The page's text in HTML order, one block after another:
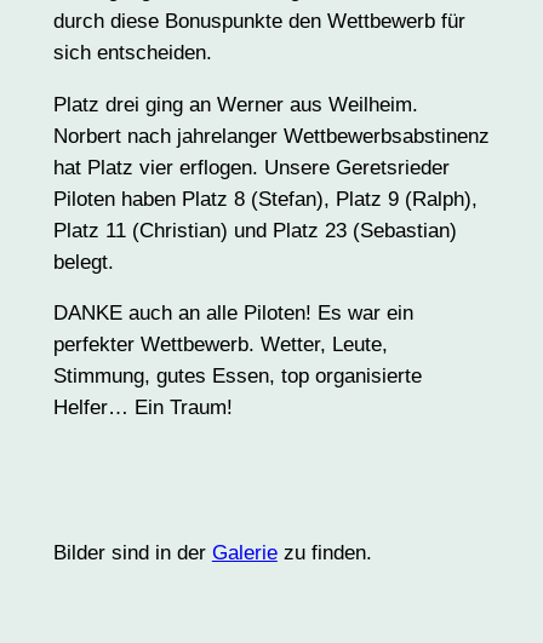
durch diese Bonuspunkte den Wettbewerb für
sich entscheiden.
Platz drei ging an Werner aus Weilheim.
Norbert nach jahrelanger Wettbewerbsabstinenz
hat Platz vier erflogen. Unsere Geretsrieder
Piloten haben Platz 8 (Stefan), Platz 9 (Ralph),
Platz 11 (Christian) und Platz 23 (Sebastian)
belegt.
DANKE auch an alle Piloten! Es war ein
perfekter Wettbewerb. Wetter, Leute,
Stimmung, gutes Essen, top organisierte
Helfer… Ein Traum!
Bilder sind in der Galeriezu finden.